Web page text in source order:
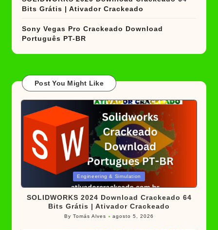
Bits Grátis | Ativador Crackeado
Sony Vegas Pro Crackeado Download
Português PT-BR
Post You Might Like
in
Engineering & Simulation
SOLIDWORKS 2024 Download Crackeado 64
Bits Grátis | Ativador Crackeado
Posted
ByTomás Alves agosto 5, 2026